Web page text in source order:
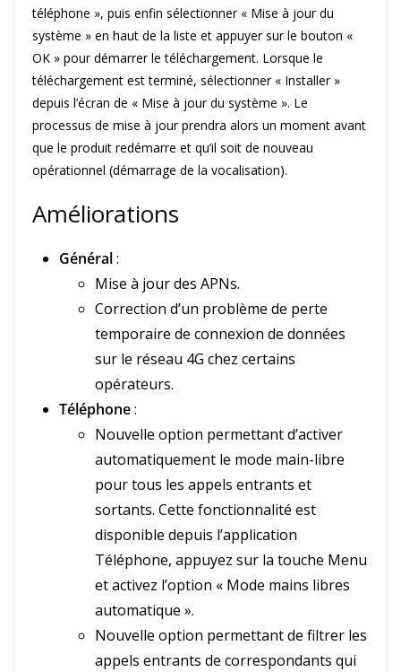
téléphone », puis enfin sélectionner « Mise à jour du
système » en haut de la liste et appuyer sur le bouton «
OK » pour démarrer le téléchargement. Lorsque le
téléchargement est terminé, sélectionner « Installer »
depuis l’écran de « Mise à jour du système ». Le
processus de mise à jour prendra alors un moment avant
que le produit redémarre et qu’il soit de nouveau
opérationnel (démarrage de la vocalisation).
Améliorations
Général:
Mise à jour des APNs.
Correction d’un problème de perte
temporaire de connexion de données
sur le réseau 4G chez certains
opérateurs.
Téléphone:
Nouvelle option permettant d’activer
automatiquement le mode main-libre
pour tous les appels entrants et
sortants. Cette fonctionnalité est
disponible depuis l’application
Téléphone, appuyez sur la touche Menu
et activez l’option « Mode mains libres
automatique ».
Nouvelle option permettant de filtrer les
appels entrants de correspondants qui